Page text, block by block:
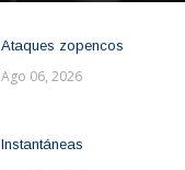
Ataques zopencos
Ago 06, 2026
Instantáneas